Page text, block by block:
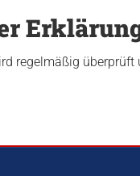
regelmäßig